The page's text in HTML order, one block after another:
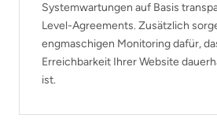
Systemwartungen auf Basis
Level-Agreements. Zusätzlich
engmaschigen Monitoring dafür,
Erreichbarkeit Ihrer Website
ist.